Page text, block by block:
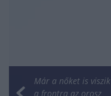
Már a nőket is viszik
a frontra az orosz